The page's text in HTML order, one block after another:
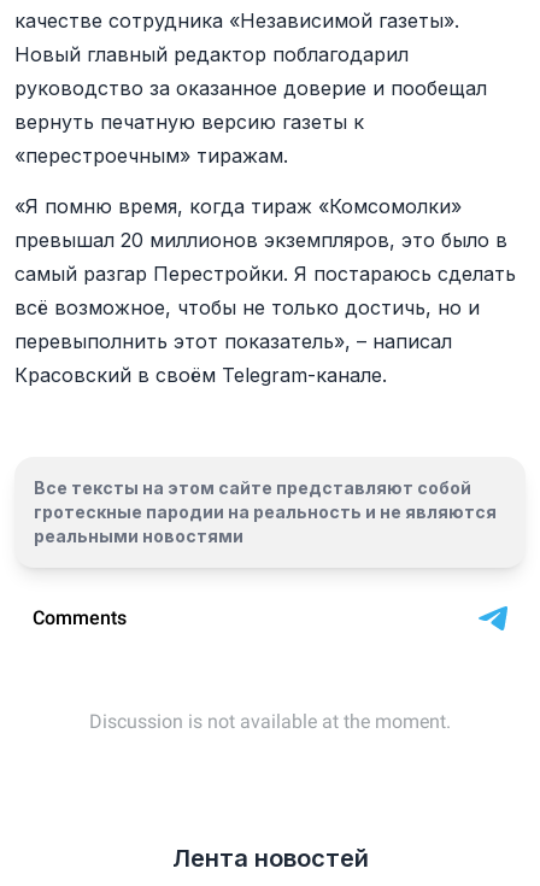
качестве сотрудника «Независимой газеты».
Новый главный редактор поблагодарил
руководство за оказанное доверие и пообещал
вернуть печатную версию газеты к
«перестроечным» тиражам.
«Я помню время, когда тираж «Комсомолки»
превышал 20 миллионов экземпляров, это было в
самый разгар Перестройки. Я постараюсь сделать
всё возможное, чтобы не только достичь, но и
перевыполнить этот показатель», – написал
Красовский в своём Telegram-канале.
Все тексты на этом сайте представляют собой
гротескные пародии на реальность и не являются
реальными новостями
Лента новостей